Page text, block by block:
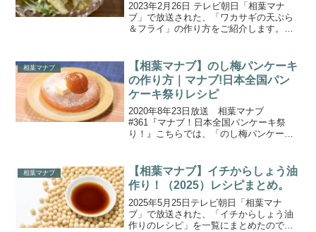
2023年2月26日 テレビ朝日「相葉マナ
ブ」で放送された、「ワカサギの天ぷら
＆フライ」の作り方をご紹介します。今
ワカサギ釣り！釣れたワカサギを使って
絶品料理を教わ...
相葉マナブ
【相葉マナブ】のし梅パンケーキ
の作り方｜マナブ!日本全国パン
ケーキ祭りレシピ
2020年8年23日放送 相葉マナブ
#361『マナブ！日本全国パンケーキ祭
り！』こちらでは、「のし梅パンケー
キブームの集大成！ということで、地域
ならではの食材を使った...
相葉マナブ
【相葉マナブ】イチからしょう油
作り！（2025）レシピまとめ。
2025年5月25日テレビ朝日「相葉マナ
ブ」で放送された、「イチからしょう油
作りのレシピ」を一覧にまとめたのでご